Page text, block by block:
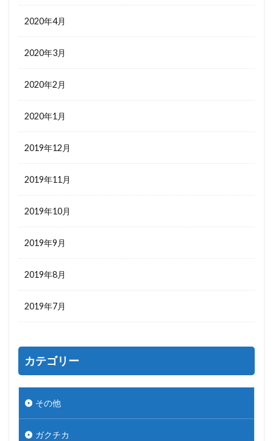
2020年4月
2020年3月
2020年2月
2020年1月
2019年12月
2019年11月
2019年10月
2019年9月
2019年8月
2019年7月
カテゴリー
その他
ガクチカ